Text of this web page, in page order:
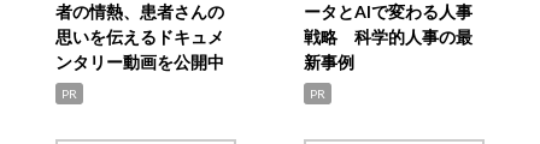
者の情熱、患者さんの
思いを伝えるドキュメ
ンタリー動画を公開中
PR
ータとAIで変わる人事
戦略 科学的人事の最
新事例
PR